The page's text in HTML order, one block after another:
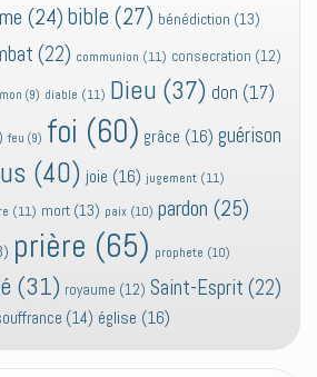
(24) bible (27) bénédiction (13)
(22) communion (11) consecration (12)
(9) diable (11) Dieu (37) don (17)
feu (9) foi (60) grâce (16) guérison
(40) joie (16) jugement (11)
(11) mort (13) paix (10) pardon (25)
prière (65) prophete (10)
(31) royaume (12) Saint-Esprit (22)
(14) église (16)